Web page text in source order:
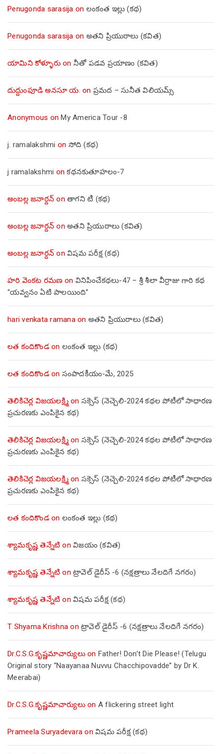
Penugonda sarasija on లంకంత ఇల్లు (కథ)
Penugonda sarasija on అతని ప్రియురాలు (కవిత)
యామిని కోళ్ళూరుon నీతో పడవ ప్రయాణం (కవిత)
దుద్దుంపూడి అనసూ య. on ప్రమద – సునీత విలియమ్స్
Anonymous onMy America Tour -8
j. ramalakshmi on సోది (కథ)
j ramalakshmi onకథనకుతూహలం-7
అంబల్ల జనార్దన్ on తాగని టీ (కథ)
అంబల్ల జనార్దన్ on అతని ప్రియురాలు (కవిత)
అంబల్ల జనార్దన్ on విషమ పరీక్ష (క‌థ‌)
హరి వెంకట రమణ on వినిపించేకథలు-47 – శ్రీ శీలా వీర్రాజు గారి కథ
“యవ్వనం ఏటి పాలయింది”
hari venkata ramanaon అతని ప్రియురాలు (కవిత)
లత కందికొండon లంకంత ఇల్లు (కథ)
లత కందికొండon సంపాదకీయం-మే, 2025
తెలికిచెర్ల విజయలక్ష్మిon సక్సెస్ (నెచ్చెలి-2024 కథల పోటీలో సాధారణ
ప్రచురణకు ఎంపికైన కథ)
తెలికిచెర్ల విజయలక్ష్మిon సక్సెస్ (నెచ్చెలి-2024 కథల పోటీలో సాధారణ
ప్రచురణకు ఎంపికైన కథ)
తెలికిచెర్ల విజయలక్ష్మిon సక్సెస్ (నెచ్చెలి-2024 కథల పోటీలో సాధారణ
ప్రచురణకు ఎంపికైన కథ)
లత కందికొండon లంకంత ఇల్లు (కథ)
శ్యామకృష్ణ తెన్నేటి on విజయం (కవిత)
శ్యామకృష్ణ తెన్నేటి on ట్రావెల్ డైరీస్ -6 (నక్షత్రాలు నేలదిగే నగరం)
శ్యామకృష్ణ తెన్నేటి on విషమ పరీక్ష (క‌థ‌)
T Shyama Krishna on ట్రావెల్ డైరీస్ -6 (నక్షత్రాలు నేలదిగే నగరం)
Dr.C.S.G.కృష్ణమాచార్యులుon Father! Don’t Die Please! (Telugu
Original story “Naayanaa Nuvvu Chacchipovadde” by Dr K.
Meerabai)
Dr.C.S.G.కృష్ణమాచార్యులుon A flickering street light
Prameela Suryadevara on విషమ పరీక్ష (క‌థ‌)